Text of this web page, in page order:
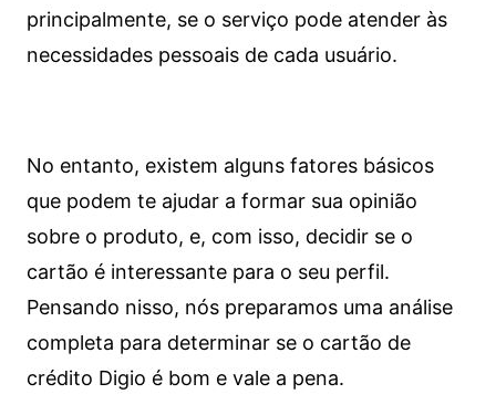
principalmente, se o serviço pode atender às
necessidades pessoais de cada usuário.
No entanto, existem alguns fatores básicos
que podem te ajudar a formar sua opinião
sobre o produto, e, com isso, decidir se o
cartão é interessante para o seu perfil.
Pensando nisso, nós preparamos uma análise
completa para determinar se o cartão de
crédito Digio é bom e vale a pena.